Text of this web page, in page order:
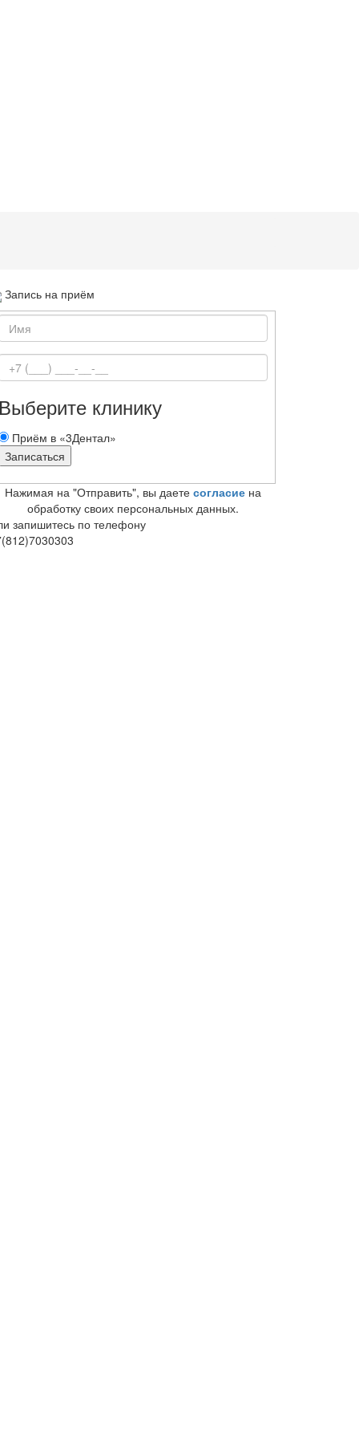
Запись на приём
клинику
Приём в «3Дентал»
Нажимая на "Отправить", вы даете согласие на
обработку своих персональных данных.
запишитесь по телефону